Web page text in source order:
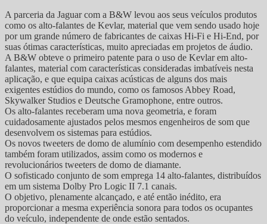
A parceria da Jaguar com a B&W levou aos seus veículos produtos
como os alto-falantes de Kevlar, material que vem sendo usado hoje
por um grande número de fabricantes de caixas Hi-Fi e Hi-End, por
suas ótimas características, muito apreciadas em projetos de áudio.
A B&W obteve o primeiro patente para o uso de Kevlar em alto-
falantes, material com características consideradas imbatíveis nesta
aplicação, e que equipa caixas acústicas de alguns dos mais
exigentes estúdios do mundo, como os famosos Abbey Road,
Skywalker Studios e Deutsche Gramophone, entre outros.
Os alto-falantes receberam uma nova geometria, e foram
cuidadosamente ajustados pelos mesmos engenheiros de som que
desenvolvem os sistemas para estúdios.
Os novos tweeters de domo de alumínio com desempenho estendido
também foram utilizados, assim como os modernos e
revolucionários tweeters de domo de diamante.
O sofisticado conjunto de som emprega 14 alto-falantes, distribuídos
em um sistema Dolby Pro Logic II 7.1 canais.
O objetivo, plenamente alcançado, e até então inédito, era
proporcionar a mesma experiência sonora para todos os ocupantes
do veículo, independente de onde estão sentados.